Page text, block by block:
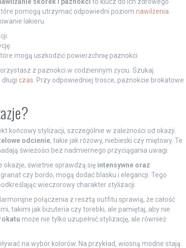
pomogą utrzymać odpowiedni poziom nawilżenia
lakieru.
mogą uszkodzić powierzchnię paznokci.
z paznokci w codziennym życiu. Szukaj
czas . Przy odpowiedniej trosce, paznokcie brokatowe
końcowy stylizacji, szczególnie w zależności od okazji.
odcienie, takie jak różowy, niebieski czy miętowy. Te
świeżości bez nadmiernego przyciągania uwagi.
okazje, świetnie sprawdzą się intensywne oraz
czy bordo, mogą dodać blasku i elegancji. Tego
wieczorowy charakter stylizacji.
połączenia z resztą outfitu sprawią, że całość
takimi jak biżuteria czy torebki, ale pamiętaj, aby nie
może nie tylko uzupełnić stylizację, ale również
na wybór kolorów. Na przykład, wiosną modne stają